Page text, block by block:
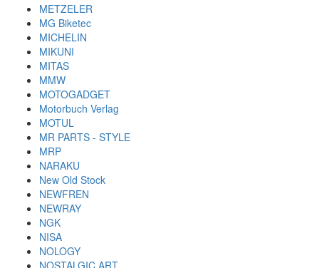
METZELER
MG Biketec
MICHELIN
MIKUNI
MITAS
MMW
MOTOGADGET
Motorbuch Verlag
MOTUL
MR PARTS - STYLE
MRP
NARAKU
New Old Stock
NEWFREN
NEWRAY
NGK
NISA
NOLOGY
NOSTALGIC ART